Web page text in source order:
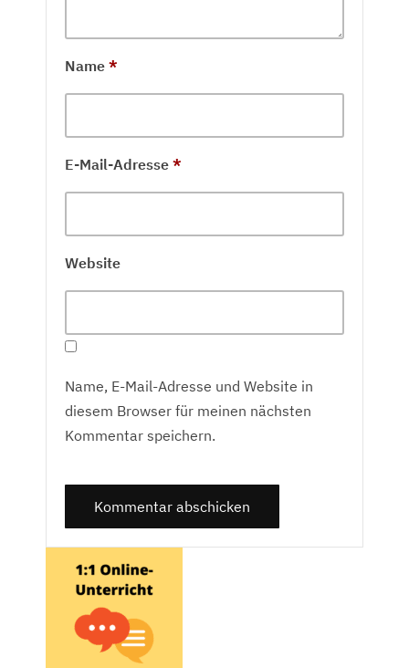
Name *
E-Mail-Adresse *
Website
Name, E-Mail-Adresse und Website in
diesem Browser für meinen nächsten
Kommentar speichern.